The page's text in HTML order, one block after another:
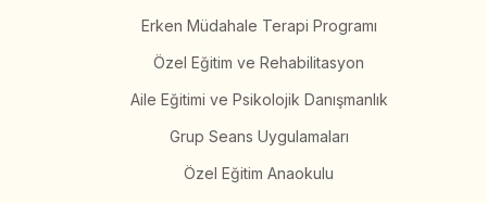
Erken Müdahale Terapi Programı
Özel Eğitim ve Rehabilitasyon
Aile Eğitimi ve Psikolojik Danışmanlık
Grup Seans Uygulamaları
Özel Eğitim Anaokulu